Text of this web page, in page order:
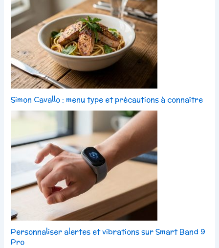
Simon Cavallo : menu type et précautions à connaître
Personnaliser alertes et vibrations sur Smart Band 9
Pro